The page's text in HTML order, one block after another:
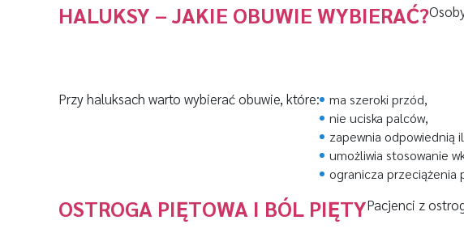
HALUKSY – JAKIE OBUWIE WYBIERAĆ?
Przy haluksach warto wybierać obuwie, które:
ma szeroki przód,
nie uciska palców,
zapewnia odpowiednią
umożliwia stosowanie
ogranicza przeciążenia
OSTROGA PIĘTOWA I BÓL PIĘTYPacjenci z